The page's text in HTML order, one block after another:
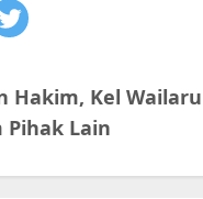
Hakim, Kel
Pihak Lain